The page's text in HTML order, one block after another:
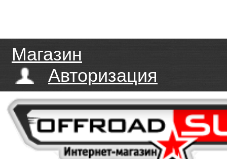
Магазин
Авторизация